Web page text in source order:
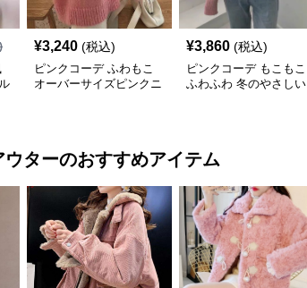
¥3,240 (税込)
ピンクコーデ ふわもこ
オーバーサイズピンクニ
¥3,860 (税込)
ピンクコーデ もこもこ
ふわふわ 冬のやさしい
ウターのおすすめアイテム